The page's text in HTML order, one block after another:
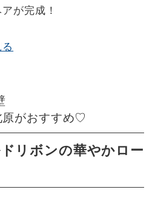
が完成！
原がおすすめ♡
リボンの華やかロー